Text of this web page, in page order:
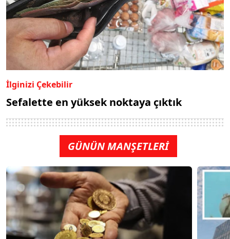
İlginizi Çekebilir
Sefalette en yüksek noktaya çıktık
GÜNÜN MANŞETLERİ